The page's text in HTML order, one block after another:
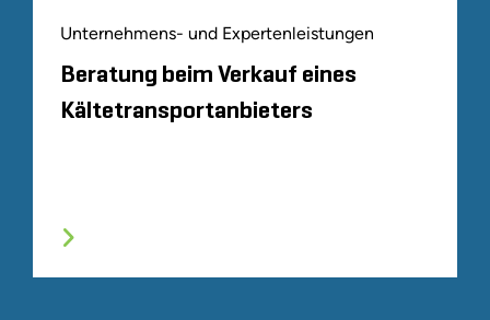
Unternehmens- und Expertenleistungen
Beratung beim Verkauf eines
Kältetransportanbieters